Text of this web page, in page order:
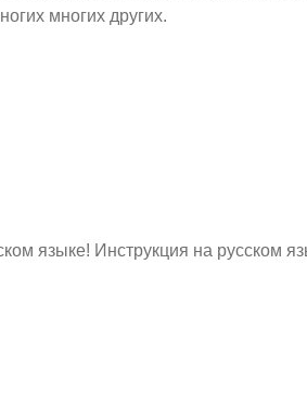
многих других.
языке! Инструкция на русском